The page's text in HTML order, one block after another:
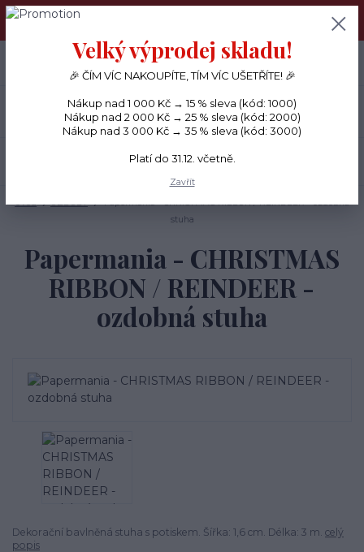
PŘÁNÍČKA a PAPÍROVÉ DÁRKY odesílám každý den, KREATIVNÍ
Menu
CZK
+420 734 380 930
(Po-Ne, 8-20 hod.)
stuha
Papermania - CHRISTMAS
RIBBON / REINDEER -
ozdobná stuha
Dekorační bavlněná stuha s potiskem. Šířka: 1,6 cm. Délka: 3 m. celý
popis
Velký výprodej skladu!
🎉 ČÍM VÍC NAKOUPÍTE, TÍM VÍC UŠETŘÍTE! 🎉
Nákup nad 1 000 Kč → 15 % sleva (kód: 1000)
Nákup nad 2 000 Kč → 25 % sleva (kód: 2000)
Nákup nad 3 000 Kč → 35 % sleva (kód: 3000)
Platí do 31.12. včetně.
Zavřít